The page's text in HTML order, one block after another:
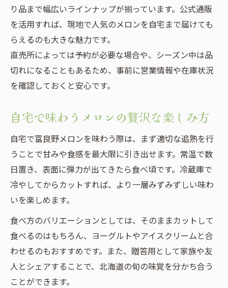
り品まで幅広いラインナップが揃っています。公式通販
を活用すれば、現地で人気のメロンを自宅まで届けても
らえるのも大きな魅力です。
直売所によっては予約が必要な場合や、シーズン中は品
切れになることもあるため、事前に営業情報や在庫状況
を確認しておくと安心です。
自宅で味わうメロンの贅沢な楽しみ方
自宅で富良野メロンを味わう際は、まず適切な追熟を行
うことで甘みや食感を最大限に引き出せます。常温で数
日置き、表面に弾力が出てきたら食べ頃です。冷蔵庫で
冷やしてからカットすれば、より一層みずみずしい味わ
いを楽しめます。
食べ方のバリエーションとしては、そのままカットして
食べるのはもちろん、ヨーグルトやアイスクリームと合
わせるのもおすすめです。また、贈答用として家族や友
人とシェアすることで、北海道の旬の味覚を分かち合う
ことができます。